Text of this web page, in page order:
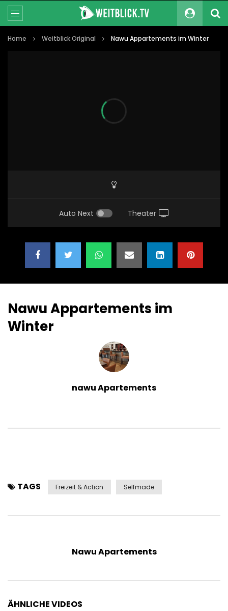
Home Weitblick Original Nawu Appartements im Winter
Auto Next Theater
Nawu Appartements im
Winter
nawu Apartements
TAGS Freizeit & Action Selfmade
Nawu Apartements
ÄHNLICHE VIDEOS